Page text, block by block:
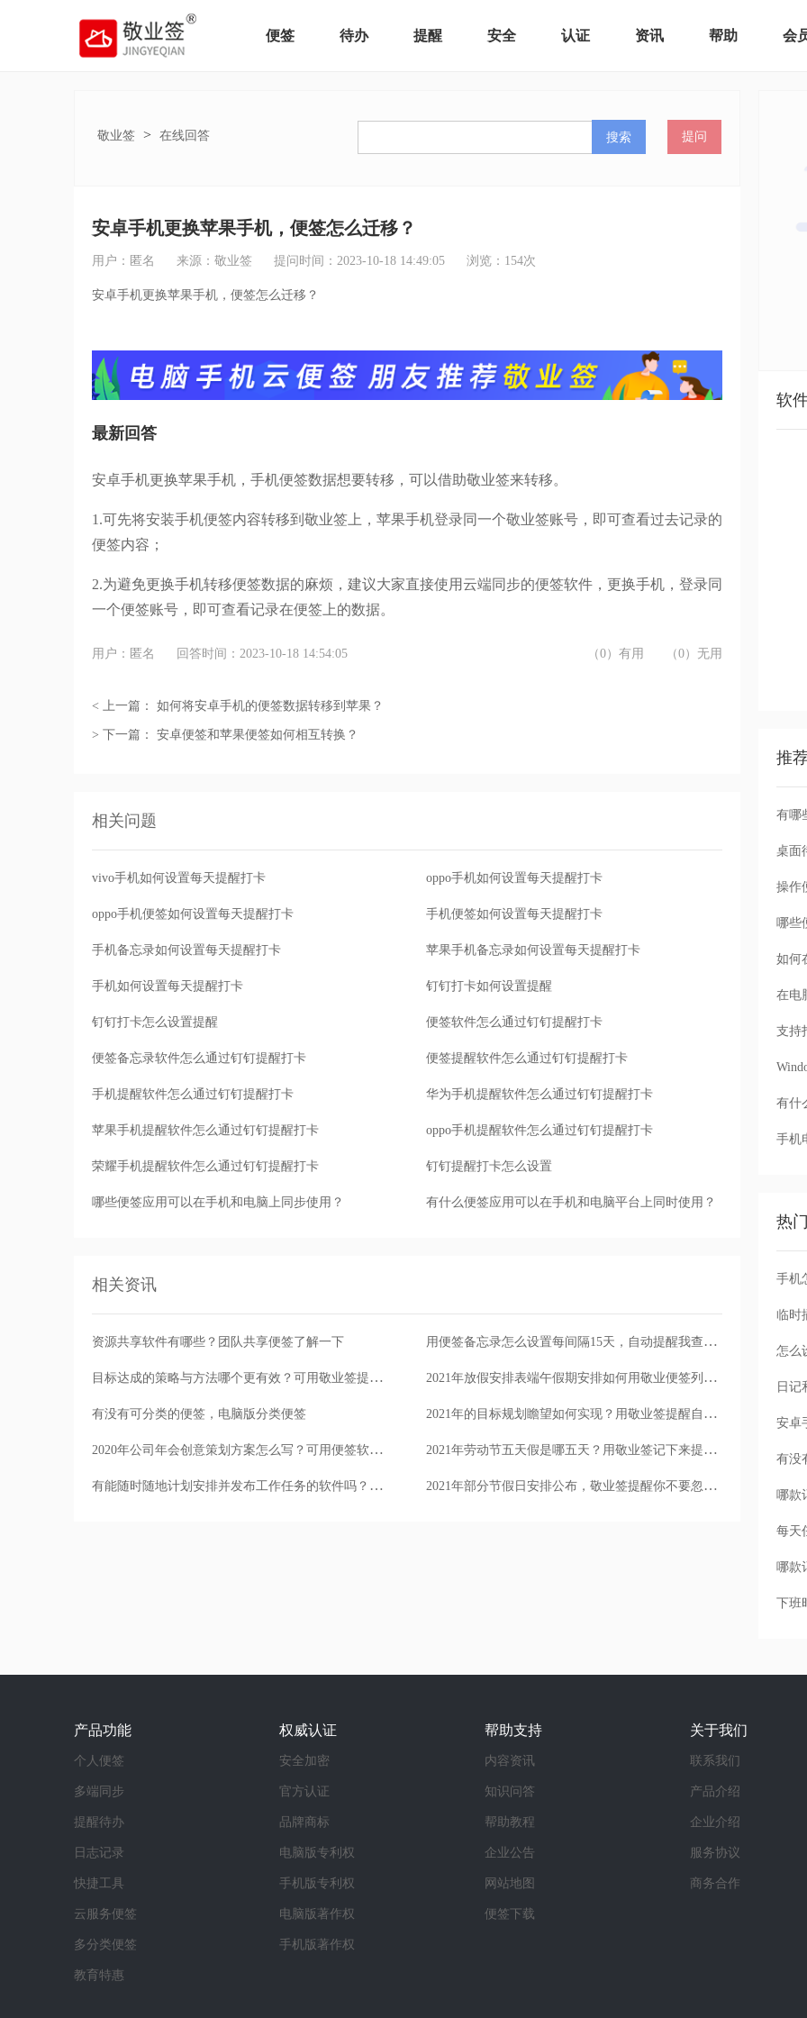
便签 待办 提醒 安全 认证 资讯 帮助 会
敬业签 > 在线回答 搜索 提问
安卓手机更换苹果手机，便签怎么迁移？
用户：匿名 来源：敬业签 提问时间：2023-10-18 14:49:05 浏览： 154次
安卓手机更换苹果手机，便签怎么迁移？
最新回答
安卓手机更换苹果手机，手机便签数据想要转移，可以借助敬业签来转移。
1.可先将安装手机便签内容转移到敬业签上，苹果手机登录同一个敬业签账号，即可查看过去记录的
便签内容；
2.为避免更换手机转移便签数据的麻烦，建议大家直接使用云端同步的便签软件，更换手机，登录同
一个便签账号，即可查看记录在便签上的数据。
用户：匿名 回答时间：2023-10-18 14:54:05 （0）有用 （0）无用
< 上一篇： 如何将安卓手机的便签数据转移到苹果？
> 下一篇： 安卓便签和苹果便签如何相互转换？
相关问题
vivo手机如何设置每天提醒打卡 oppo手机如何设置每天提醒打卡
oppo手机便签如何设置每天提醒打卡 手机便签如何设置每天提醒打卡
手机备忘录如何设置每天提醒打卡 苹果手机备忘录如何设置每天提醒打卡
手机如何设置每天提醒打卡 钉钉打卡如何设置提醒
钉钉打卡怎么设置提醒 便签软件怎么通过钉钉提醒打卡
便签备忘录软件怎么通过钉钉提醒打卡 便签提醒软件怎么通过钉钉提醒打卡
手机提醒软件怎么通过钉钉提醒打卡 华为手机提醒软件怎么通过钉钉提醒打卡
苹果手机提醒软件怎么通过钉钉提醒打卡 oppo手机提醒软件怎么通过钉钉提醒打卡
荣耀手机提醒软件怎么通过钉钉提醒打卡 钉钉提醒打卡怎么设置
哪些便签应用可以在手机和电脑上同步使用？ 有什么便签应用可以在手机和电脑平台上同时使用？
相关资讯
资源共享软件有哪些？团队共享便签了解一下 用便签备忘录怎么设置每间隔15天，自动提醒我查看二十四节气
目标达成的策略与方法哪个更有效？可用敬业签提醒功能 2021年放假安排表端午假期安排如何用敬业便签列成计划清单
有没有可分类的便签，电脑版分类便签 2021年的目标规划瞻望如何实现？用敬业签提醒自己更轻松
2020年公司年会创意策划方案怎么写？可用便签软件记录灵感 2021年劳动节五天假是哪五天？用敬业签记下来提醒自己
有能随时随地计划安排并发布工作任务的软件吗？试试多人协作便签 2021年部分节假日安排公布，敬业签提醒你不要忽视调休工作时间
软
推
有哪
桌面
操作
哪些
如何
在电
支持
有什
手机
热
手机
怎么
每天
下班
产品功能
个人便签
多端同步
提醒待办
日志记录
快捷工具
云服务便签
多分类便签
教育特惠
权威认证
安全加密
官方认证
品牌商标
电脑版专利权
手机版专利权
电脑版著作权
手机版著作权
帮助支持
内容资讯
知识问答
帮助教程
企业公告
网站地图
便签下载
关于我们
联系我们
产品介绍
企业介绍
服务协议
商务合作